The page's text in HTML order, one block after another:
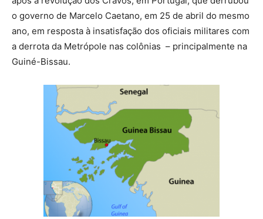
o governo de Marcelo Caetano, em 25 de abril do mesmo
ano, em resposta à insatisfação dos oficiais militares com
a derrota da Metrópole nas colônias – principalmente na
Guiné-Bissau.